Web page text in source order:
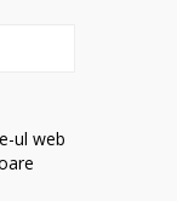
ul web